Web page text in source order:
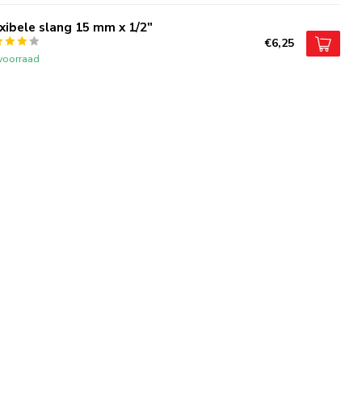
slang 15 mm x 1/2"
€6,25